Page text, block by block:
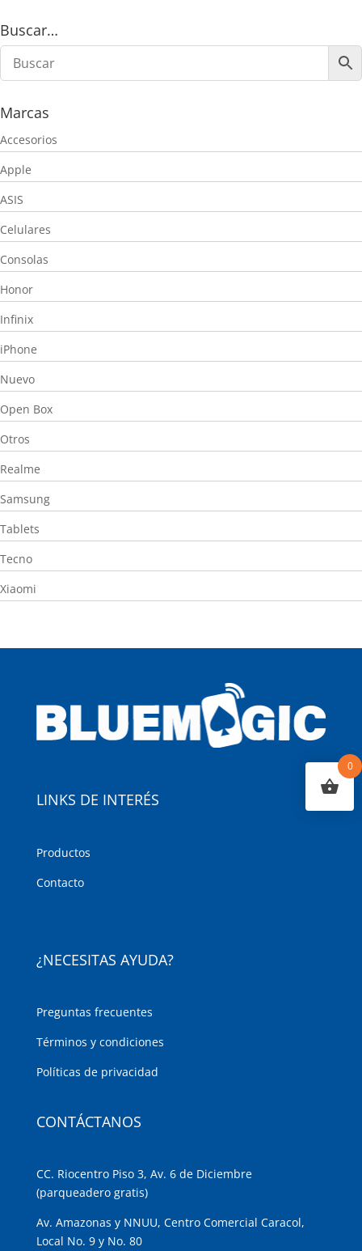
Buscar…
Marcas
Accesorios
Apple
ASIS
Celulares
Consolas
Honor
Infinix
iPhone
Nuevo
Open Box
Otros
Realme
Samsung
Tablets
Tecno
Xiaomi
LINKS DE INTERÉS
Productos
Contacto
¿NECESITAS AYUDA?
Preguntas frecuentes
Términos y condiciones
Políticas de privacidad
CONTÁCTANOS
CC. Riocentro Piso 3, Av. 6 de Diciembre
(parqueadero gratis)
Av. Amazonas y NNUU, Centro Comercial Caracol,
Local No. 9 y No. 80
0